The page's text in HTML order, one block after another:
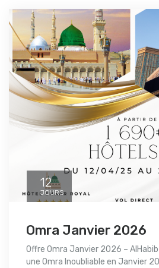
12
JOURS
Omra Janvier 2026
Offre Omra Janvier 2026 –
une Omra Inoubliable en Janvier